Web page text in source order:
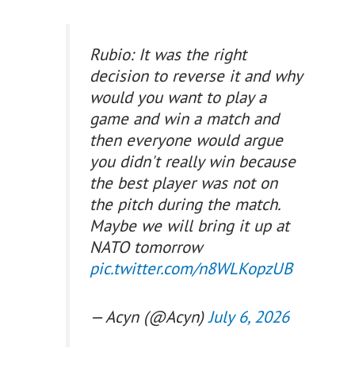
Rubio: It was the right
decision to reverse it and why
would you want to play a
game and win a match and
then everyone would argue
you didn't really win because
the best player was not on
the pitch during the match.
Maybe we will bring it up at
NATO tomorrow
pic.twitter.com/n8WLKopzUB
— Acyn (@Acyn)July 6, 2026